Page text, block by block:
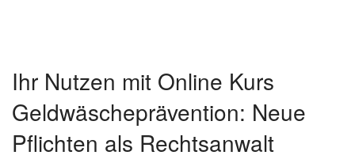
Ihr Nutzen mit Online Kurs
Geldwäscheprävention: Neue
Pflichten als Rechtsanwalt